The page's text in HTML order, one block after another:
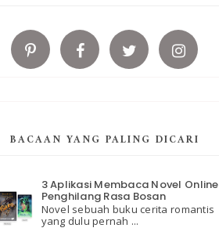
BACAAN YANG PALING DICARI
3 Aplikasi Membaca Novel Online
Penghilang Rasa Bosan
Novel sebuah buku cerita romantis
yang dulu pernah ...